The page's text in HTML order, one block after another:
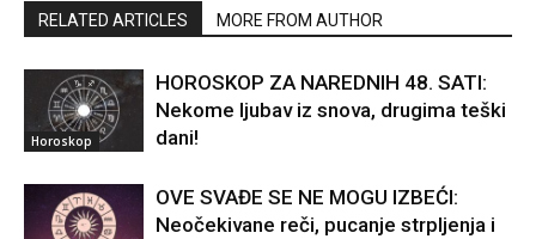
RELATED ARTICLES MORE FROM AUTHOR
Horoskop
HOROSKOP ZA NAREDNIH 48. SATI:
Nekome ljubav iz snova, drugima teški
dani!
OVE SVAĐE SE NE MOGU IZBEĆI:
Neočekivane reči, pucanje strpljenja i